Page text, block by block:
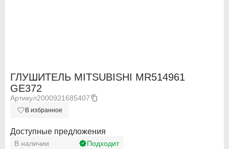
ГЛУШИТЕЛЬ MITSUBISHI MR514961
GE372
Артикул2000921685407
В избранное
Доступные предложения
В наличии
Подходит